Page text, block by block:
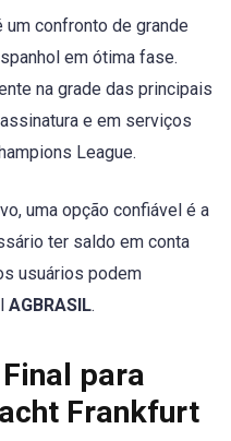
um confronto de grande
em ótima fase.
na grade das principais
e em serviços
League.
uma opção confiável é a
ter saldo em conta
usuários podem
AGBRASIL.
para
Frankfurt